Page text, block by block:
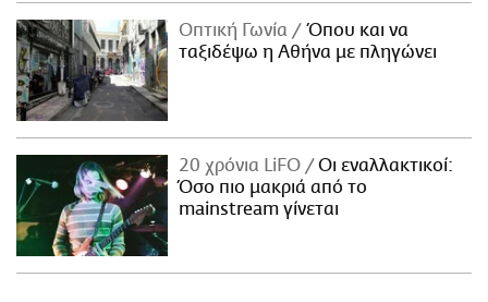
Οπτική Γωνία
Όπου και να
ταξιδέψω η Αθήνα με πληγώνει
20 χρόνια LiFO
Οι εναλλακτικοί:
Όσο πιο μακριά από το
mainstream γίνεται